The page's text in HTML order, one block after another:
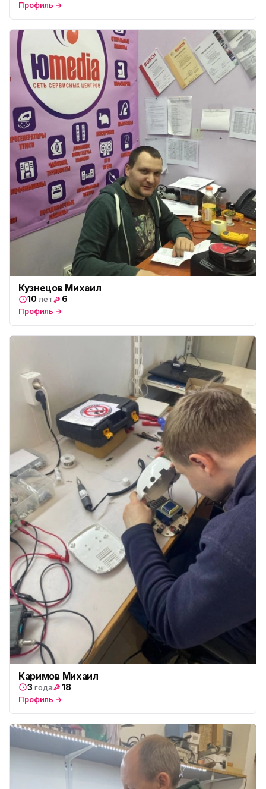
Профиль →
Кузнецов Михаил
10 лет 6
Профиль →
Каримов Михаил
3 года 18
Профиль →